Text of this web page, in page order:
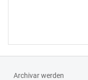
Archivar werden